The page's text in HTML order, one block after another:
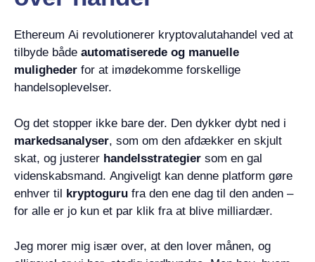
Ethereum Ai revolutionerer kryptovalutahandel ved at
tilbyde både automatiserede og manuelle
muligheder for at imødekomme forskellige
handelsoplevelser.
Og det stopper ikke bare der. Den dykker dybt ned i
markedsanalyser, som om den afdækker en skjult
skat, og justerer handelsstrategier som en gal
videnskabsmand. Angiveligt kan denne platform gøre
enhver til kryptoguru fra den ene dag til den anden –
for alle er jo kun et par klik fra at blive milliardær.
Jeg morer mig især over, at den lover månen, og